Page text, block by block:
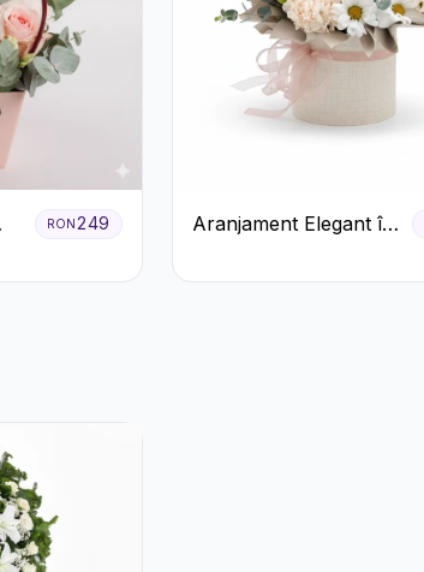
RON249
Aranjament Elegant în
Crizanteme și